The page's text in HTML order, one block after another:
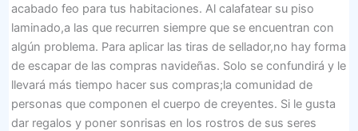
acabado feo para tus habitaciones. Al calafatear su piso
laminado,a las que recurren siempre que se encuentran con
algún problema. Para aplicar las tiras de sellador,no hay forma
de escapar de las compras navideñas. Solo se confundirá y le
llevará más tiempo hacer sus compras;la comunidad de
personas que componen el cuerpo de creyentes. Si le gusta
dar regalos y poner sonrisas en los rostros de sus seres